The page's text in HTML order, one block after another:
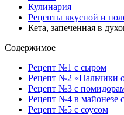
Кулинария
Рецепты вкусной и
Кета, запеченная в
Содержимое
Рецепт №1 с сыром
Рецепт №2 «Пальчики
Рецепт №3 с
Рецепт №4 в майонезе
Рецепт №5 с соусом